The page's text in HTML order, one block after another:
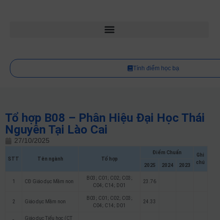
Tính điểm học bạ
Tổ hợp B08 – Phân Hiệu Đại Học Thái
Nguyên Tại Lào Cai
27/10/2025
STT Tên ngành Tổ hợp
Điểm Chuẩn
Ghi
chú
2025 2024 2023
1 CĐ Giáo dục Mầm non
B03; C01; C02; C03;
C04; C14; D01
23.76
2 Giáo dục Mầm non
B03; C01; C02; C03;
C04; C14; D01
24.33
Giáo dục Tiểu học (CT